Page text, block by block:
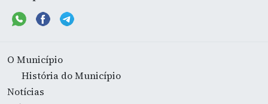
O Município
História do Município
Notícias